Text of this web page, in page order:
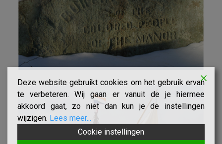
Deze website gebruikt cookies om het gebruik ervan
te verbeteren. Wij gaan er vanuit de je hiermee
akkoord gaat, zo niet dan kun je de instellingen
wijzigen. Lees meer...
Cookie instellingen